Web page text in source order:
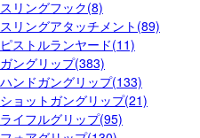
スリングフック(8)
スリングアタッチメント(89)
ピストルランヤード(11)
ガングリップ(383)
ハンドガングリップ(133)
ショットガングリップ(21)
ライフルグリップ(95)